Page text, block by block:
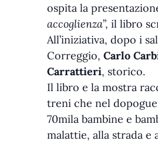
ospita la
accoglienza”, il libro
All’iniziativa, dopo i
Correggio, Carlo
Carrattieri, storico.
Il libro e la mostra
treni che nel
70mila bambine e
malattie, alla strada